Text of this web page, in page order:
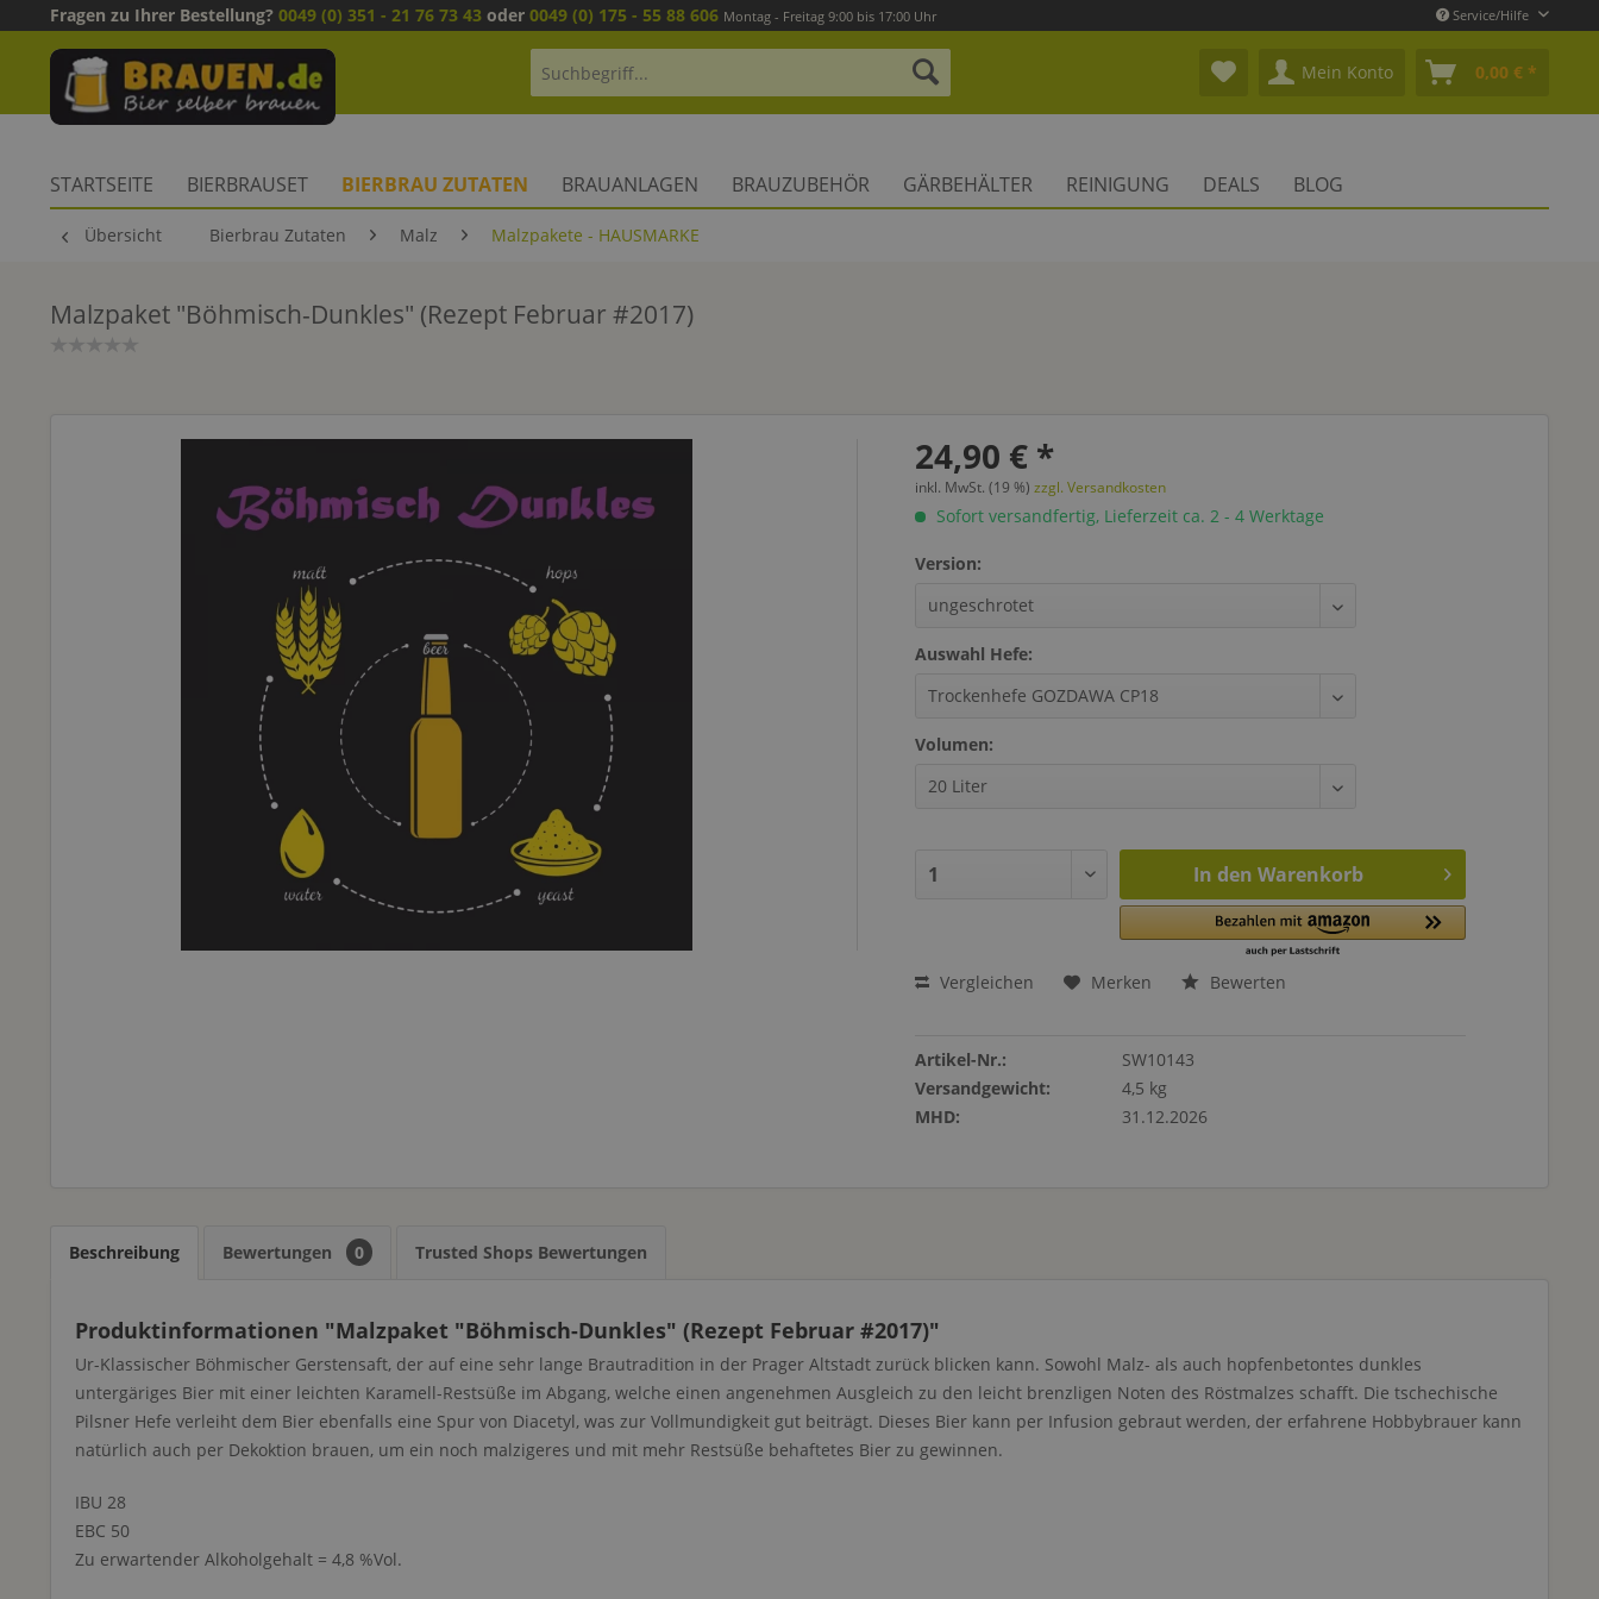
Fragen zu Ihrer Bestellung? 0049 (0) 351 - 21 76 73 43 oder 0049 (0) 175 - 55 88 606 Montag - Freitag 9:00 bis 17:00 Uhr Service/Hilfe
Mein Konto 0,00 € *
STARTSEITE BIERBRAUSET BIERBRAU ZUTATEN BRAUANLAGEN BRAUZUBEHÖR GÄRBEHÄLTER REINIGUNG DEALS BLOG
Übersicht Bierbrau Zutaten Malz Malzpakete - HAUSMARKE
Malzpaket "Böhmisch-Dunkles" (Rezept Februar #2017)
24,90 € *
inkl. MwSt. (19 %)zzgl. Versandkosten
Sofort versandfertig, Lieferzeit ca. 2 - 4 Werktage
Version:
Auswahl Hefe:
Volumen:
In den Warenkorb
Vergleichen Merken Bewerten
Artikel-Nr.:
SW10143
Versandgewicht:
4,5 kg
MHD:
31.12.2026
Beschreibung Bewertungen 0 Trusted Shops Bewertungen
Produktinformationen "Malzpaket "Böhmisch-Dunkles" (Rezept Februar #2017)"
Ur-Klassischer Böhmischer Gerstensaft, der auf eine sehr lange Brautradition in der Prager Altstadt zurück blicken kann. Sowohl Malz- als auch hopfenbetontes dunkles
untergäriges Bier mit einer leichten Karamell-Restsüße im Abgang, welche einen angenehmen Ausgleich zu den leicht brenzligen Noten des Röstmalzes schafft. Die tschechische
Pilsner Hefe verleiht dem Bier ebenfalls eine Spur von Diacetyl, was zur Vollmundigkeit gut beiträgt. Dieses Bier kann per Infusion gebraut werden, der erfahrene Hobbybrauer kann
natürlich auch per Dekoktion brauen, um ein noch malzigeres und mit mehr Restsüße behaftetes Bier zu gewinnen.
IBU 28
EBC 50
Zu erwartender Alkoholgehalt = 4,8 %Vol.